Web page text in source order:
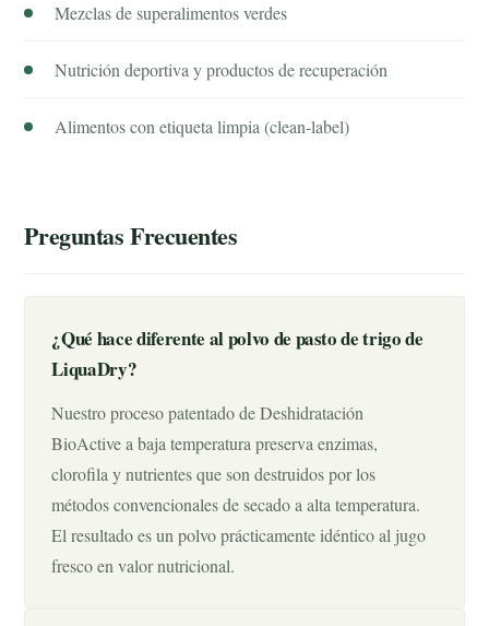
Mezclas de superalimentos verdes
Nutrición deportiva y productos de recuperación
Alimentos con etiqueta limpia (clean-label)
Preguntas Frecuentes
¿Qué hace diferente al polvo de pasto de trigo de
LiquaDry?
Nuestro proceso patentado de Deshidratación
BioActive a baja temperatura preserva enzimas,
clorofila y nutrientes que son destruidos por los
métodos convencionales de secado a alta temperatura.
El resultado es un polvo prácticamente idéntico al jugo
fresco en valor nutricional.